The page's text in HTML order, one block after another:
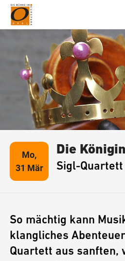
Mo,
31 Mär
Die
Sigl-Quartett
So mächtig kann
klangliches
Quartett aus sanften,